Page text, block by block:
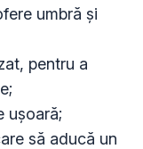
umbră și
pentru a
ușoară;
să aducă un